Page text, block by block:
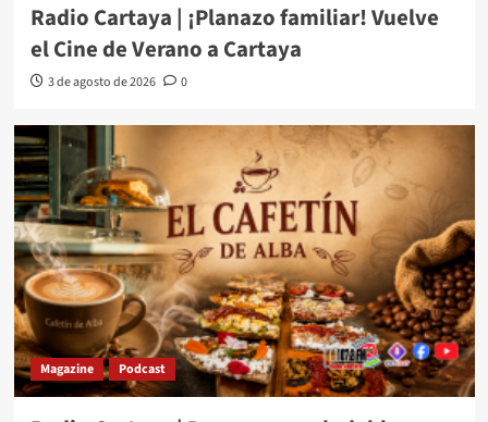
Radio Cartaya | ¡Planazo familiar! Vuelve
el Cine de Verano a Cartaya
3 de agosto de 2026 0
Magazine Podcast